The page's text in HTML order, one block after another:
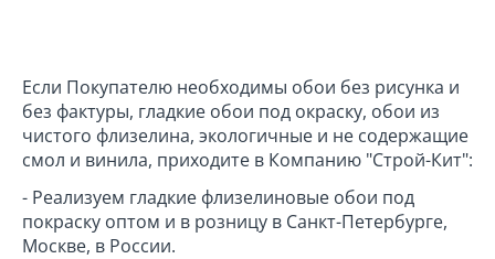
Если Покупателю необходимы обои без рисунка и
без фактуры, гладкие обои под окраску, обои из
чистого флизелина, экологичные и не содержащие
смол и винила, приходите в Компанию "Строй-Кит":
- Реализуем гладкие флизелиновые обои под
покраску оптом и в розницу в Санкт-Петербурге,
Москве, в России.